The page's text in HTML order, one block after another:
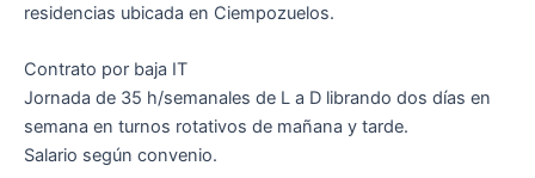
residencias ubicada en Ciempozuelos.
Contrato por baja IT
Jornada de 35 h/semanales de L a D librando dos días en
semana en turnos rotativos de mañana y tarde.
Salario según convenio.